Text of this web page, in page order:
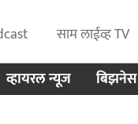
साम लाईव्ह TV
व्हायरल न्यूज बिझनेस